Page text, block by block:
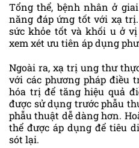
Tổng thể, bệnh nhân ở
năng đáp ứng tốt với xạ
sức khỏe tốt và khối u ở
xem xét ưu tiên áp dụng
Ngoài ra, xạ trị ung thư
với các phương pháp điều
hóa trị để tăng hiệu quả
được sử dụng trước phẫu
phẫu thuật dễ dàng hơn.
thể được áp dụng để tiêu
sót lại.